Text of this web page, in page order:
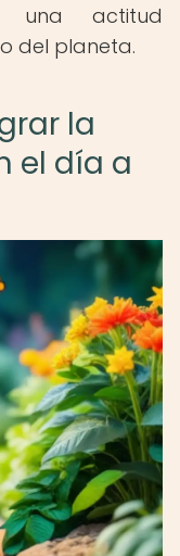
una actitud
del planeta.
la
el día a